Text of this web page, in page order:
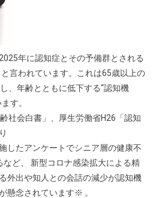
年に認知症とその予備群とされる
言われています。これは65歳以上の
、年齢とともに低下する“認知機
す。
社会白書」、厚生労働省H26「認知
したアンケートでシニア層の健康不
ど、 新型コロナ感染拡大による精
外出や知人との会話の減少が認知機
懸念されています※ 。